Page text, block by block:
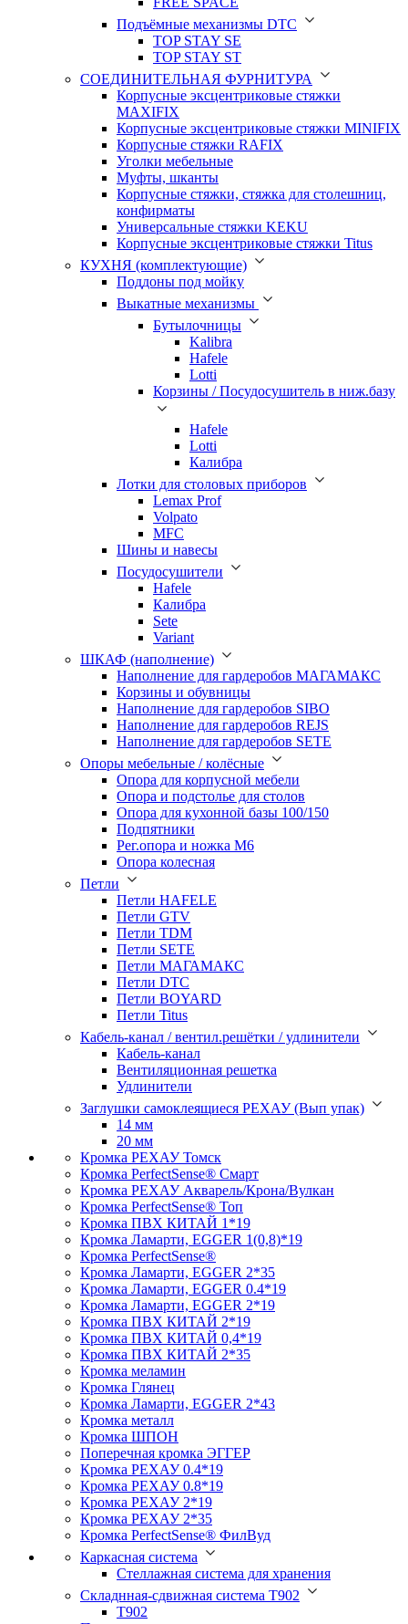
Подъёмные механизмы DTC
TOP STAY SE
TOP STAY ST
СОЕДИНИТЕЛЬНАЯ ФУРНИТУРА
Корпусные эксцентриковые стяжки
MAXIFIX
Корпусные эксцентриковые стяжки MINIFIX
Корпусные стяжки RAFIX
Уголки мебельные
Муфты, шканты
Корпусные стяжки, стяжка для столешниц,
конфирматы
Универсальные стяжки KEKU
Корпусные эксцентриковые стяжки Titus
КУХНЯ (комплектующие)
Поддоны под мойку
Выкатные механизмы
Бутылочницы
Kalibra
Hafele
Lotti
Корзины / Посудосушитель в ниж.базу
Hafele
Lotti
Калибра
Лотки для столовых приборов
Lemax Prof
Volpato
MFC
Шины и навесы
Посудосушители
Hafele
Калибра
Sete
Variant
ШКАФ (наполнение)
Наполнение для гардеробов МАГАМАКС
Корзины и обувницы
Наполнение для гардеробов SIBO
Наполнение для гардеробов REJS
Наполнение для гардеробов SETE
Опоры мебельные / колёсные
Опора для корпусной мебели
Опора и подстолье для столов
Опора для кухонной базы 100/150
Подпятники
Рег.опора и ножка М6
Опора колесная
Петли
Петли HAFELE
Петли GTV
Петли TDM
Петли SETE
Петли МАГАМАКС
Петли DTC
Петли BOYARD
Петли Titus
Кабель-канал / вентил.решётки / удлинители
Кабель-канал
Вентиляционная решетка
Удлинители
Заглушки самоклеящиеся РЕХАУ (Вып упак)
14 мм
20 мм
Кромка PЕХАУ Томск
Кромка PerfectSense® Смарт
Кромка PЕХАУ Акварель/Крона/Вулкан
Кромка PerfectSense® Топ
Кромка ПВХ КИТАЙ 1*19
Кромка Ламарти, EGGER 1(0,8)*19
Кромка PerfectSense®
Кромка Ламарти, EGGER 2*35
Кромка Ламарти, EGGER 0.4*19
Кромка Ламарти, EGGER 2*19
Кромка ПВХ КИТАЙ 2*19
Кромка ПВХ КИТАЙ 0,4*19
Кромка ПВХ КИТАЙ 2*35
Кромка меламин
Кромка Глянец
Кромка Ламарти, EGGER 2*43
Кромка металл
Кромка ШПОН
Поперечная кромка ЭГГЕР
Кромка PЕХАУ 0.4*19
Кромка PЕХАУ 0.8*19
Кромка PЕХАУ 2*19
Кромка PЕХАУ 2*35
Кромка PerfectSense® ФилВуд
Каркасная система
Стеллажная система для хранения
Складнная-сдвижная система Т902
T902